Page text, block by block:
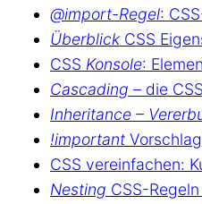
@import-Regel:
Überblick CSS
CSS Konsole:
Cascading – die
Inheritance –
!important
CSS vereinfachen:
Nesting CSS-